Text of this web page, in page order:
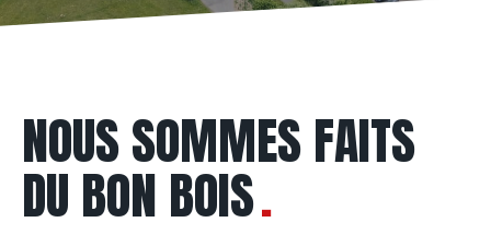
CONTACTEZ-NOUS
NOUS SOMMES FAITS
DU BON BOIS